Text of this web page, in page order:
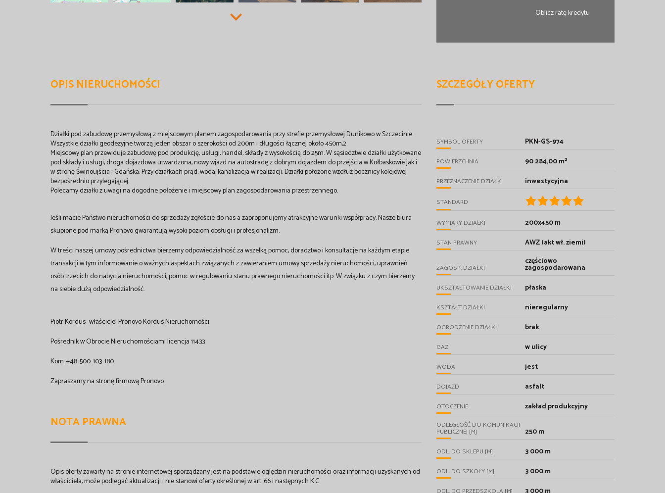
Oblicz ratę kredytu
OPIS NIERUCHOMOŚCI
Działki pod zabudowę przemysłową z miejscowym planem zagospodarowania przy strefie przemysłowej Dunikowo w Szczecinie.
Wszystkie działki geodezyjne tworzą jeden obszar o szerokości od 200m i długości łącznej około 450m,2.
Miejscowy plan przewiduje zabudowę pod produkcję, usługi, handel, składy z wysokością do 25m. W sąsiedztwie działki użytkowane
pod składy i usługi, droga dojazdowa utwardzona, nowy wjazd na autostradę z dobrym dojazdem do przejścia w Kołbaskowie jak i
w stronę Świnoujścia i Gdańska. Przy działkach prąd, woda, kanalizacja w realizacji. Działki położone wzdłuż bocznicy kolejowej
bezpośrednio przylegającej.
Polecamy działki z uwagi na dogodne położenie i miejscowy plan zagospodarowania przestrzennego.
Jeśli macie Państwo nieruchomości do sprzedaży zgłoście do nas a zaproponujemy atrakcyjne warunki współpracy. Nasze biura
skupione pod marką Pronovo gwarantują wysoki poziom obsługi i profesjonalizm.
W treści naszej umowy pośrednictwa bierzemy odpowiedzialność za wszelką pomoc, doradztwo i konsultacje na każdym etapie
transakcji w tym informowanie o ważnych aspektach związanych z zawieraniem umowy sprzedaży nieruchomości, uprawnień
osób trzecich do nabycia nieruchomości, pomoc w regulowaniu stanu prawnego nieruchomości itp. W związku z czym bierzemy
na siebie dużą odpowiedzialność.
Piotr Kordus- właściciel Pronovo Kordus Nieruchomości
Pośrednik w Obrocie Nieruchomościami licencja 11433
Kom. +48. 500. 103. 180.
Zapraszamy na stronę firmową Pronovo
NOTA PRAWNA
Opis oferty zawarty na stronie internetowej sporządzany jest na podstawie oględzin nieruchomości oraz informacji uzyskanych od
właściciela, może podlegać aktualizacji i nie stanowi oferty określonej w art. 66 i następnych K.C.
SZCZEGÓŁY OFERTY
SYMBOL OFERTY PKN-GS-974
POWIERZCHNIA 90 284,00 m²
PRZEZNACZENIE DZIAŁKI inwestycyjna
STANDARD
WYMIARY DZIAŁKI 200x450 m
STAN PRAWNY AWZ (akt wł. ziemi)
ZAGOSP. DZIAŁKI
częściowo
zagospodarowana
UKSZTAŁTOWANIE DZIAŁKI płaska
KSZTAŁT DZIAŁKI nieregularny
OGRODZENIE DZIAŁKI brak
GAZ w ulicy
WODA jest
DOJAZD asfalt
OTOCZENIE zakład produkcyjny
ODLEGŁOŚĆ DO KOMUNIKACJI
PUBLICZNEJ [M] 250 m
ODL. DO SKLEPU [M] 3 000 m
ODL. DO SZKOŁY [M] 3 000 m